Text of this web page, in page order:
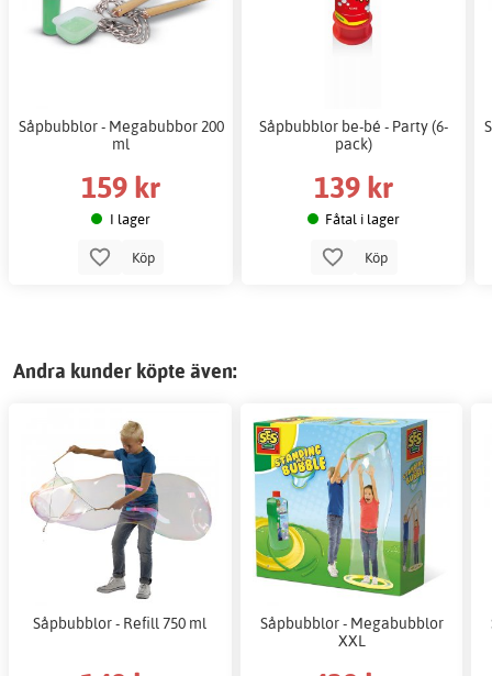
Såpbubblor - Megabubbor 200
ml
159 kr
I lager
Köp
Såpbubblor be-bé - Party (6-
pack)
139 kr
Fåtal i lager
Köp
Andra kunder köpte även:
Såpbubblor - Refill 750 ml
Såpbubblor - Megabubblor
XXL